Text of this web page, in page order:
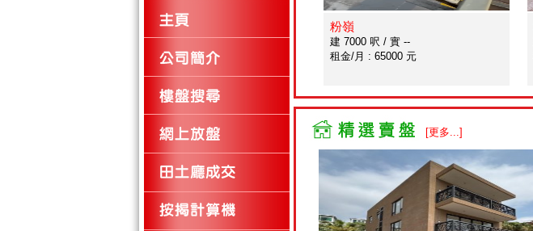
粉嶺
建 7000 呎 / 實 --
租金/月 : 65000 元
[更多...]